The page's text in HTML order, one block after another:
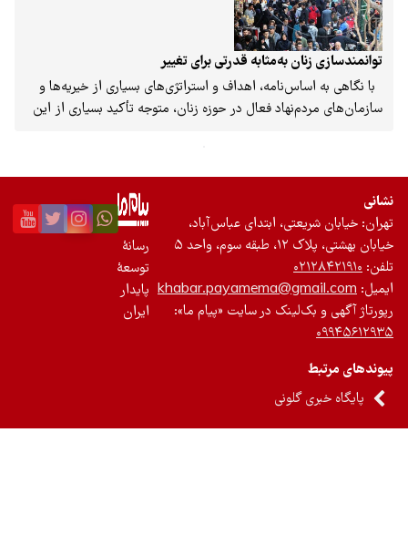
زنان به‌مثابه قدرتی برای تغییر
اهداف و استراتژی‌های بسیاری از خیریه‌ها و
فعال در حوزه زنان، متوجه تأکید بسیاری از این
آموزش‌های مهارتی و فنی چقدر می‌تواند منجر به
زنان شود، پرسشی اساسی‌ست که باید به آن پرداخت.
ابتدای عباس‌آباد،
سوم، واحد ۵
بک‌لینک در سایت «پیام ما»:
گلونی
رسانۀ
پایدار
ایران